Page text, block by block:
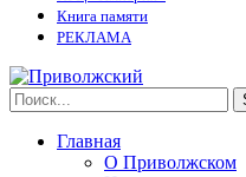
Книга памяти
РЕКЛАМА
Главная
О Приволжском